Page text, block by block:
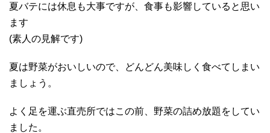
夏バテには休息も大事ですが、食事も影響していると思い
ます
(素人の見解です)
夏は野菜がおいしいので、どんどん美味しく食べてしまい
ましょう。
よく足を運ぶ直売所ではこの前、野菜の詰め放題をしてい
ました。